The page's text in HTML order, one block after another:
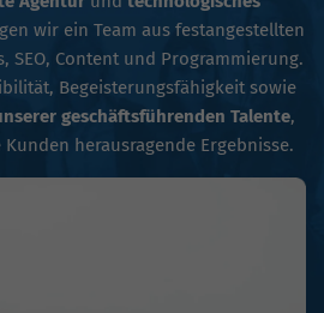
wir ein Team aus festangestellten
SEO, Content und Programmierung.
Begeisterungsfähigkeit sowie
geschäftsführenden Talente,
herausragende Ergebnisse.